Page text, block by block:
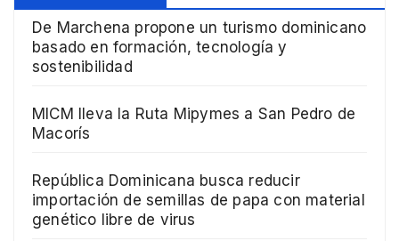
De Marchena propone un turismo dominicano
basado en formación, tecnología y
sostenibilidad
MICM lleva la Ruta Mipymes a San Pedro de
Macorís
República Dominicana busca reducir
importación de semillas de papa con material
genético libre de virus